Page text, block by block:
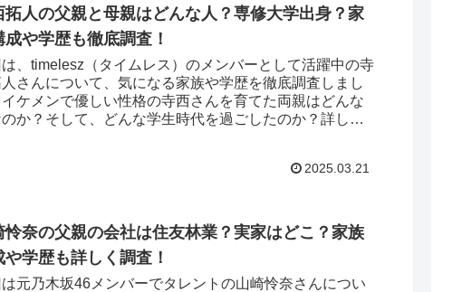
拓人の父親と母親はどんな人？専修大学出身？家
成や学歴も徹底調査！
、timelesz（タイムレス）のメンバーとして活躍中の寺
さんについて、気になる家族や学歴を徹底調査しまし
ケメンで優しい性格の寺西さんを育てた両親はどんな
か？そして、どんな学生時代を過ごしたのか？詳しく
2025.03.21
怜奈の父親の会社は住友林業？実家はどこ？家族
や学歴も詳しく調査！
元乃木坂46メンバーでタレントの山崎怜奈さんについ